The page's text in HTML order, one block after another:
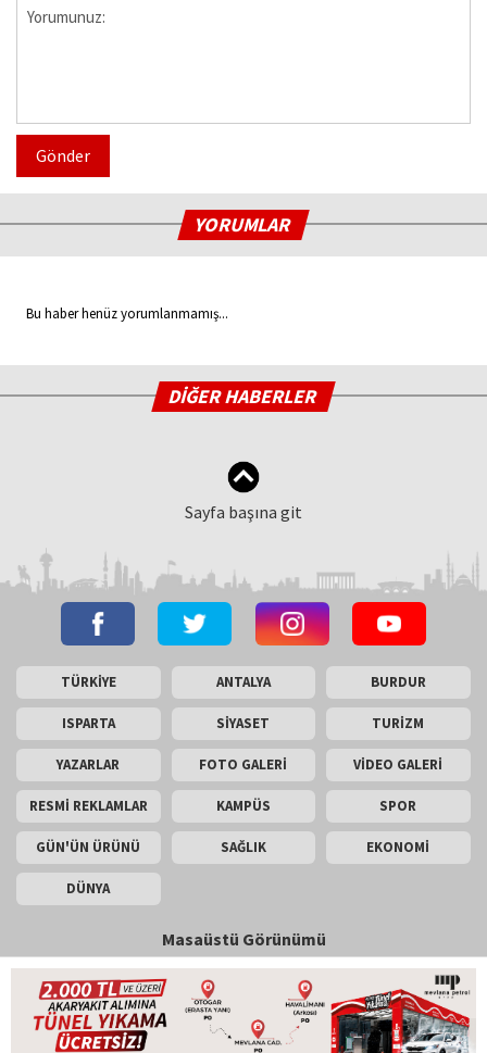
Gönder
YORUMLAR
Bu haber henüz yorumlanmamış...
DİĞER HABERLER
Sayfa başına git
TÜRKİYE ANTALYA BURDUR
ISPARTA SİYASET TURİZM
YAZARLAR FOTO GALERİ VİDEO GALERİ
RESMİ REKLAMLAR KAMPÜS SPOR
GÜN'ÜN ÜRÜNÜ SAĞLIK EKONOMİ
DÜNYA
Masaüstü Görünümü
İletişim
Copyright © 2026 Gün Haber